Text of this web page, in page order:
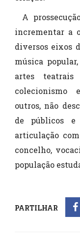
A
incrementar a
diversos eixos
música
artes teatrais
colecionismo
outros, não
de públicos
articulação
concelho,
população
PARTILHAR